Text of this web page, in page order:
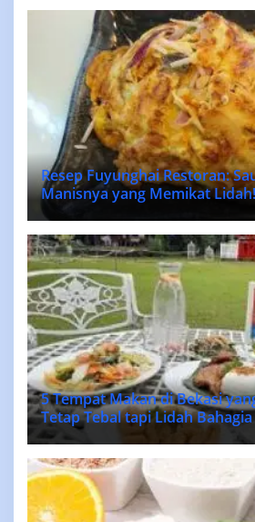
Resep Fuyunghai Restoran:
Manisnya yang Memikat Lidah!
5 Tempat Makan di Bekasi
Tetap Tebal tapi Lidah Bahagia